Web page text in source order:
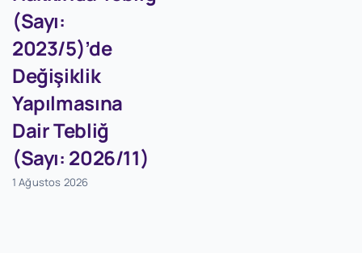
(Sayı:
2023/5)’de
Değişiklik
Yapılmasına
Dair Tebliğ
(Sayı: 2026/11)
1 Ağustos 2026